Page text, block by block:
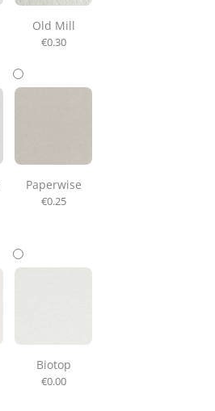
Old Mill
€0.30
Paperwise
€0.25
Biotop
€0.00